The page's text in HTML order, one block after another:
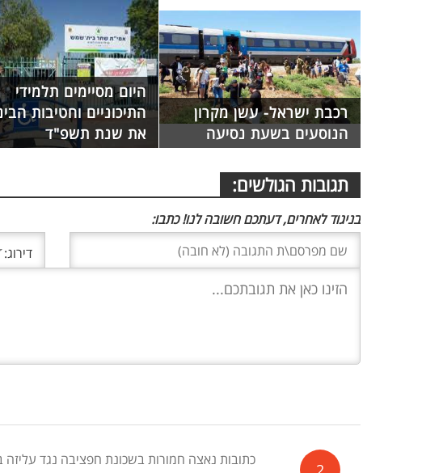
רכבת ישראל- עשן מקרון
הנוסעים בשעת נסיעה
היום מסיימים תלמידי
התיכוניים וחטיבות
את שנת תשפ"ד
תגובות הגולשים:
בניגוד לאחרים, דעתכם חשובה לנו! כתבו:
דירוג:
כתובות נאצה חמורות בשכונת חפציבה נגד עליזה